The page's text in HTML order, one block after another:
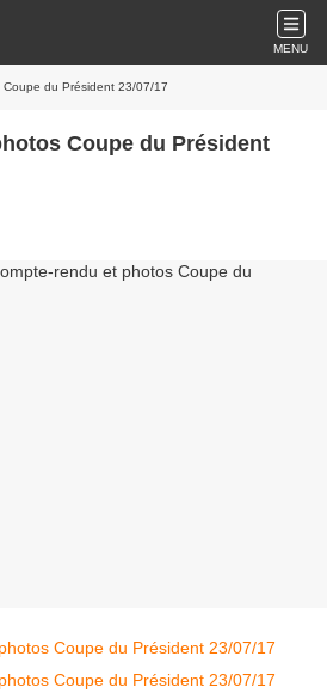
MENU
du Président 23/07/17
Coupe du Président